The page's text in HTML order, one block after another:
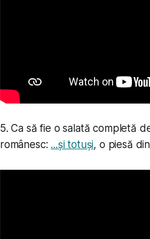
5. Ca să fie o salată completă
românesc: ...și totuși, o piesă